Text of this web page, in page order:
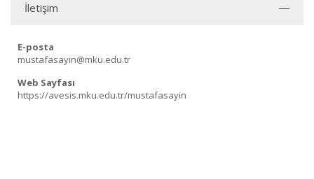
İletişim
E-posta
mustafasayin@mku.edu.tr
Web Sayfası
https://avesis.mku.edu.tr/mustafasayin